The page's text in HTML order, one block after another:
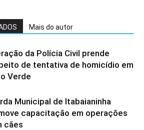
Mais do autor
da Polícia Civil prende
de tentativa de homicídio em
Verde
Municipal de Itabaianinha
capacitação em operações
cães